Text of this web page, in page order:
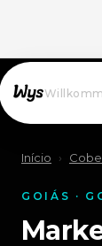
Início ›
GOIÁS ·